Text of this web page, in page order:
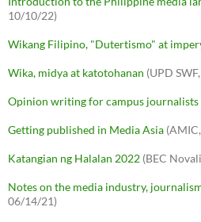
10/10/22)
Wikang Filipino, "Dutertismo" at
Wika, midya at katotohanan (UPD
Opinion writing for campus journalists
Getting published in Media Asia
Katangian ng Halalan 2022 (BEC
Notes on the media industry,
06/14/21)